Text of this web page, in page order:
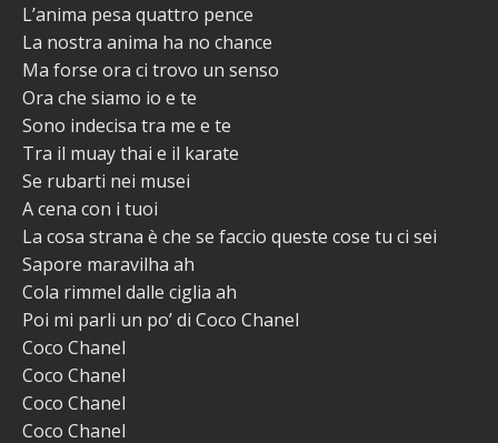
L’anima pesa quattro pence
La nostra anima ha no chance
Ma forse ora ci trovo un senso
Ora che siamo io e te
Sono indecisa tra me e te
Tra il muay thai e il karate
Se rubarti nei musei
A cena con i tuoi
La cosa strana è che se faccio queste cose tu ci sei
Sapore maravilha ah
Cola rimmel dalle ciglia ah
Poi mi parli un po’ di Coco Chanel
Coco Chanel
Coco Chanel
Coco Chanel
Coco Chanel